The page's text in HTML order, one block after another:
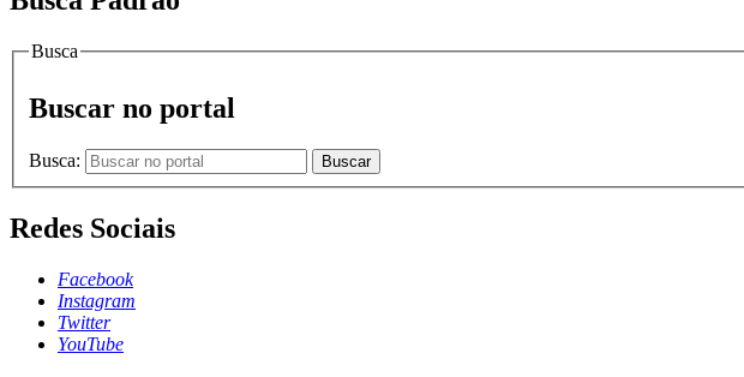
Busca
Buscar no portal
Busca: Buscar
Redes Sociais
Facebook
Instagram
Twitter
YouTube